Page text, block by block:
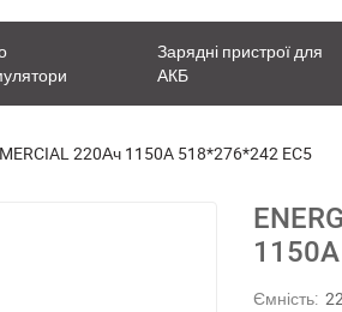
Зарядні пристрої для
АКБ
220Ач 1150A 518*276*242 EC5
Ємність: